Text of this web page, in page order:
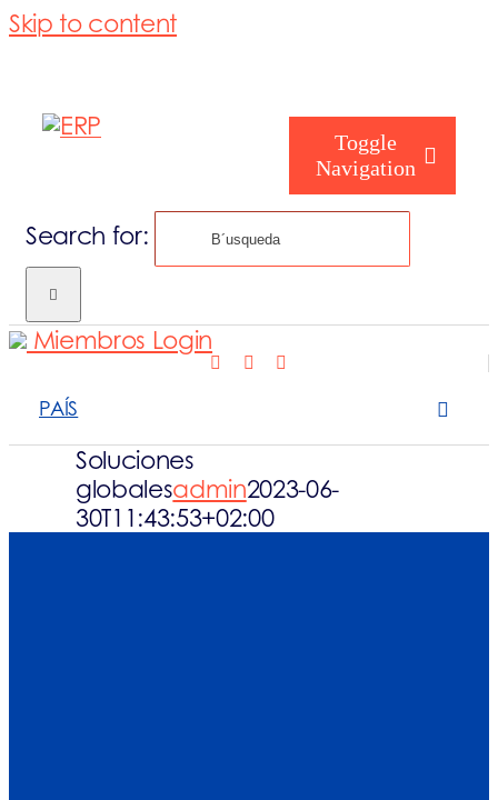
Skip to content
Toggle
Navigation
Normativa
Search for:
PAÍS
Miembros Login
Soluciones
globalesadmin2023-06-
30T11:43:53+02:00